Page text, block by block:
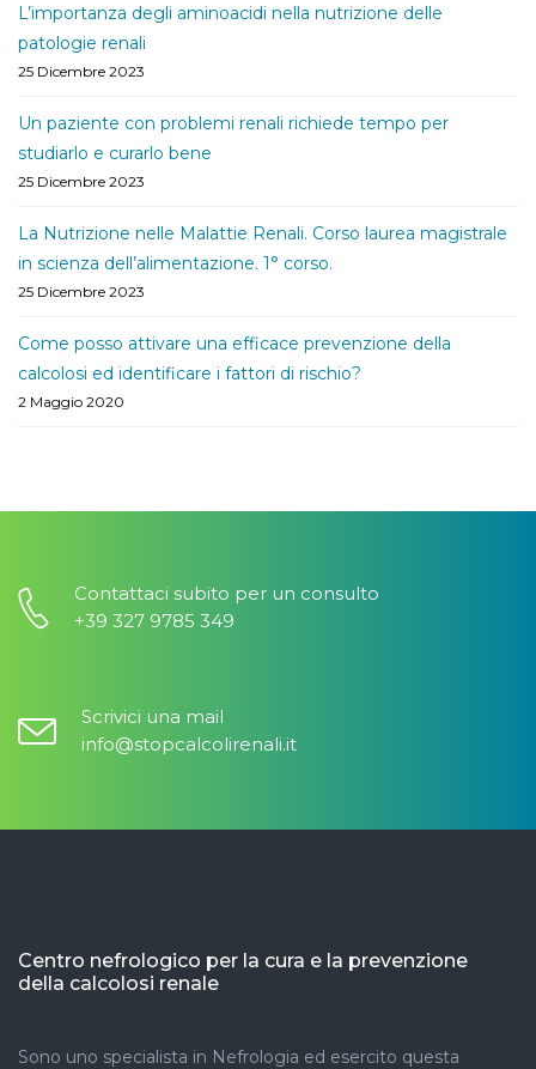
L’importanza degli aminoacidi nella nutrizione delle
patologie renali
25 Dicembre 2023
Un paziente con problemi renali richiede tempo per
studiarlo e curarlo bene
25 Dicembre 2023
La Nutrizione nelle Malattie Renali. Corso laurea magistrale
in scienza dell’alimentazione. 1° corso.
25 Dicembre 2023
Come posso attivare una efficace prevenzione della
calcolosi ed identificare i fattori di rischio?
2 Maggio 2020
Contattaci subito per un consulto
+39 327 9785 349
Scrivici una mail
info@stopcalcolirenali.it
Centro nefrologico per la cura e la prevenzione
della calcolosi renale
Sono uno specialista in Nefrologia ed esercito questa